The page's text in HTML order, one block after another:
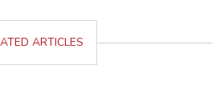
ARTICLES